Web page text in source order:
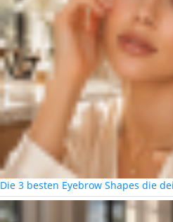
Die 3 besten Eyebrow Shapes die